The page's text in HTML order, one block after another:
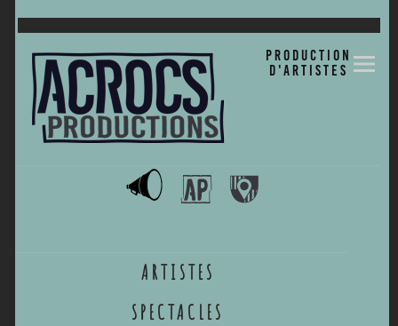
ACROCS
Production
d'artistes
ARTISTES
SPECTACLES